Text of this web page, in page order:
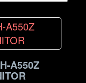
A550Z